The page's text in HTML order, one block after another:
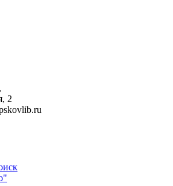
2